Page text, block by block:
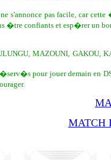
pas facile, car
�tre confiants et esp�rer un
MAZOUNI, GAKOU,
pour jouer demain
MATCH